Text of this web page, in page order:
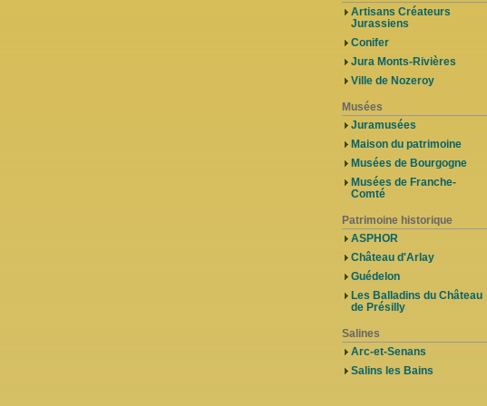
Artisans Créateurs
Jurassiens
Conifer
Jura Monts-Rivières
Ville de Nozeroy
Musées
Juramusées
Maison du patrimoine
Musées de Bourgogne
Musées de Franche-
Comté
Patrimoine historique
ASPHOR
Château d'Arlay
Guédelon
Les Balladins du Château
de Présilly
Salines
Arc-et-Senans
Salins les Bains